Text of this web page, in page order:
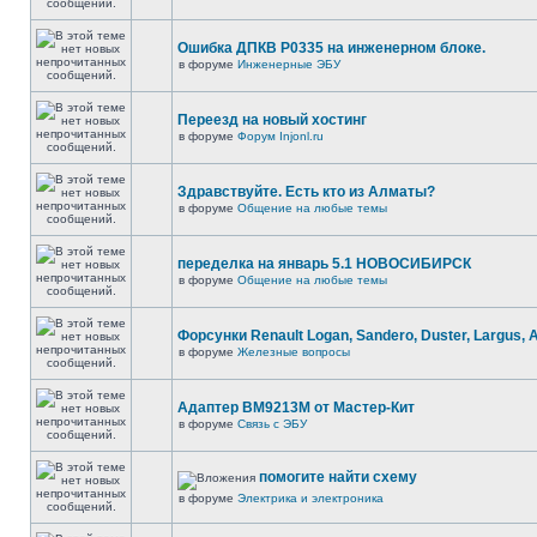
Ошибка ДПКВ Р0335 на инженерном блоке.
в форуме Инженерные ЭБУ
Переезд на новый хостинг
в форуме Форум Injonl.ru
Здравствуйте. Есть кто из Алматы?
в форуме Общение на любые темы
переделка на январь 5.1 НОВОСИБИРСК
в форуме Общение на любые темы
Форсунки Renault Logan, Sandero, Duster, Largus,
в форуме Железные вопросы
Адаптер BM9213M от Мастер-Кит
в форуме Связь с ЭБУ
помогите найти схему
в форуме Электрика и электроника